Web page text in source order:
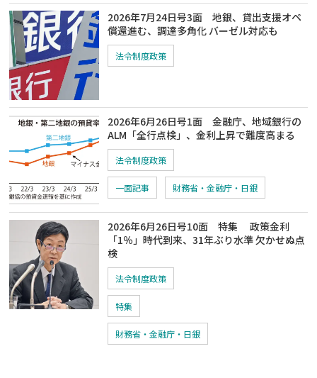
2026年7月24日号3面 地銀、貸出支援オペ
償還進む、調達多角化 バーゼル対応も
法令制度政策
2026年6月26日号1面 金融庁、地域銀行の
ALM「全行点検」、金利上昇で難度高まる
法令制度政策
一面記事 財務省・金融庁・日銀
2026年6月26日号10面 特集 政策金利
「1％」時代到来、31年ぶり水準 欠かせぬ点
検
法令制度政策
特集
財務省・金融庁・日銀